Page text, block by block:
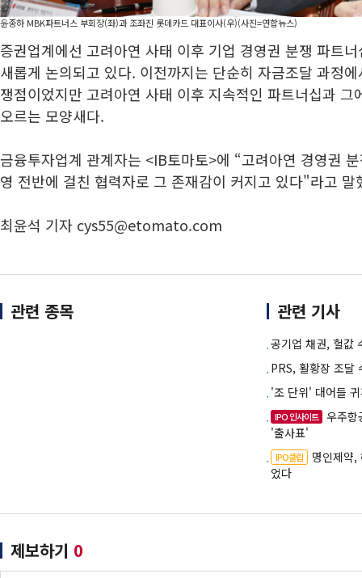
윤종하 MBK파트너스 부회장(좌)과 조좌진 롯데카드 대표이사(우)(사진=연합뉴스)
증권업계에선 고려아연 사태 이후 기업 경영권 분쟁 파트
새롭게 논의되고 있다. 이전까지는 단순히 자금조달 과정
쟁점이었지만 고려아연 사태 이후 지속적인 파트너십과 그
오르는 모양새다.
금융투자업계 관계자는 <IB토마토>에 “고려아연 경영권
영 전반에 걸친 협력자로 그 존재감이 커지고 있다"라고
최윤석 기자 cys55@etomato.com
관련 종목 관련 기사
공기업 채권, 헐값
PRS, 활황장 조달
'조 단위' 대어들
IPO 인사이트
우주항
'출사표'
IPO클립
명인제약
었다
제보하기 0